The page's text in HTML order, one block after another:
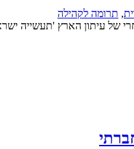
, תרומה לקהילה
של עיתון הארץ 'תעשייה